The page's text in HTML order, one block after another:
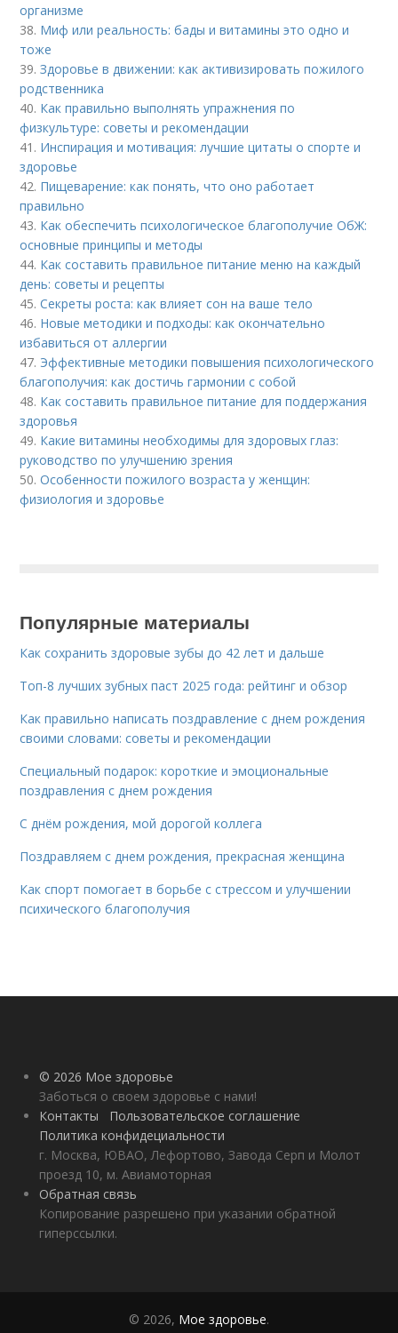
организме
38. Миф или реальность: бады и витамины это одно и
тоже
39.Здоровье в движении: как активизировать пожилого
родственника
40. Как правильно выполнять упражнения по
физкультуре: советы и рекомендации
41. Инспирация и мотивация: лучшие цитаты о спорте и
здоровье
42. Пищеварение: как понять, что оно работает
правильно
43. Как обеспечить психологическое благополучие ОбЖ:
основные принципы и методы
44. Как составить правильное питание меню на каждый
день: советы и рецепты
45.Секреты роста: как влияет сон на ваше тело
46. Новые методики и подходы: как окончательно
избавиться от аллергии
47. Эффективные методики повышения психологического
благополучия: как достичь гармонии с собой
48. Как составить правильное питание для поддержания
здоровья
49. Какие витамины необходимы для здоровых глаз:
руководство по улучшению зрения
50.Особенности пожилого возраста у женщин:
физиология и здоровье
Популярные материалы
Как сохранить здоровые зубы до 42 лет и дальше
Топ-8 лучших зубных паст 2025 года: рейтинг и обзор
Как правильно написать поздравление с днем рождения
своими словами: советы и рекомендации
Специальный подарок: короткие и эмоциональные
поздравления с днем рождения
С днём рождения, мой дорогой коллега
Поздравляем с днем рождения, прекрасная женщина
Как спорт помогает в борьбе с стрессом и улучшении
психического благополучия
© 2026 Мое здоровье
Заботься о своем здоровье с нами!
Контакты
Пользовательское соглашение
Политика конфидециальности
г. Москва, ЮВАО, Лефортово, Завода Серп и Молот
проезд 10, м. Авиамоторная
Обратная связь
Копирование разрешено при указании обратной
гиперссылки.
© 2026, Мое здоровье.